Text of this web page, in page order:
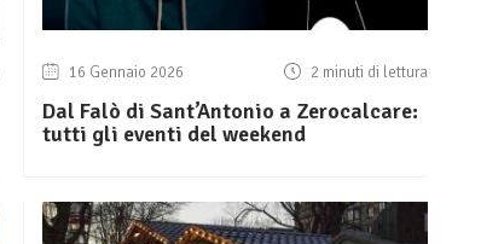
16 Gennaio 2026 2 minuti di lettura
Dal Falò di Sant’Antonio a Zerocalcare:
tutti gli eventi del weekend